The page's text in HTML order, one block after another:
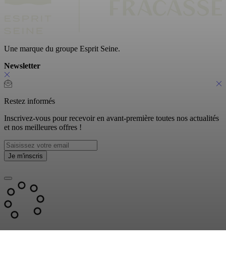
Une marque du groupe Esprit Seine.
Newsletter
Restez informés
Inscrivez-vous pour recevoir en avant-première toutes nos actualités
et nos meilleures offres !